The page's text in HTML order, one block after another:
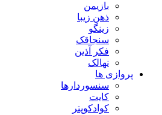
بازیمن
ذهن زیبا
زینگو
سنجاقک
فکر آذین
نهالک
پروازی ها
سنسوردارها
کایت
کوادکوپتر